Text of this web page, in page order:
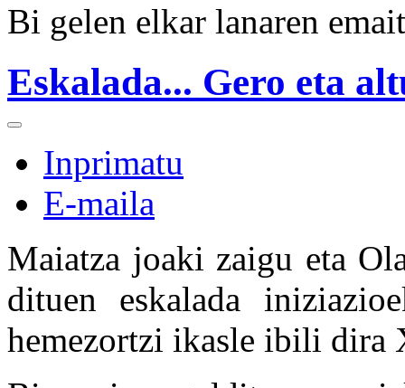
Bi gelen elkar lanaren
Eskalada... Gero eta
Inprimatu
E-maila
Maiatza joaki zaigu eta
dituen eskalada
hemezortzi ikasle ibili dira